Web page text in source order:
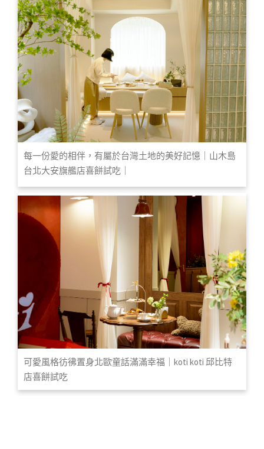
每一份愛的相伴，有屬於台灣土地的美好記憶｜山木島
台北大安旗艦店喜餅試吃｜
可愛風格彷彿置身北歐童話滿滿幸福｜koti koti 邱比特
店喜餅試吃